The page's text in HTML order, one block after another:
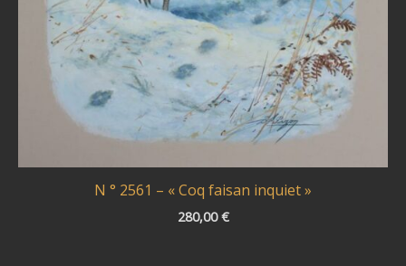
N ° 2561 – « Coq faisan inquiet »
280,00€